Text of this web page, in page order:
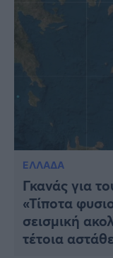
ΕΛΛΑΔΑ
Γκανάς για
«Τίποτα
σεισμική
τέτοια